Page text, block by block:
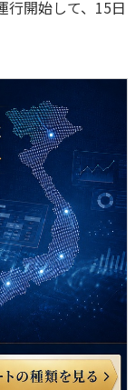
行開始して、15日